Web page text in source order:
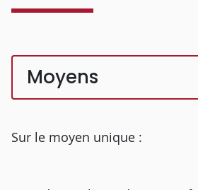
Moyens
Sur le moyen unique :